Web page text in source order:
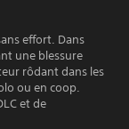
effort. Dans
une blessure
rôdant dans les
ou en coop.
et de